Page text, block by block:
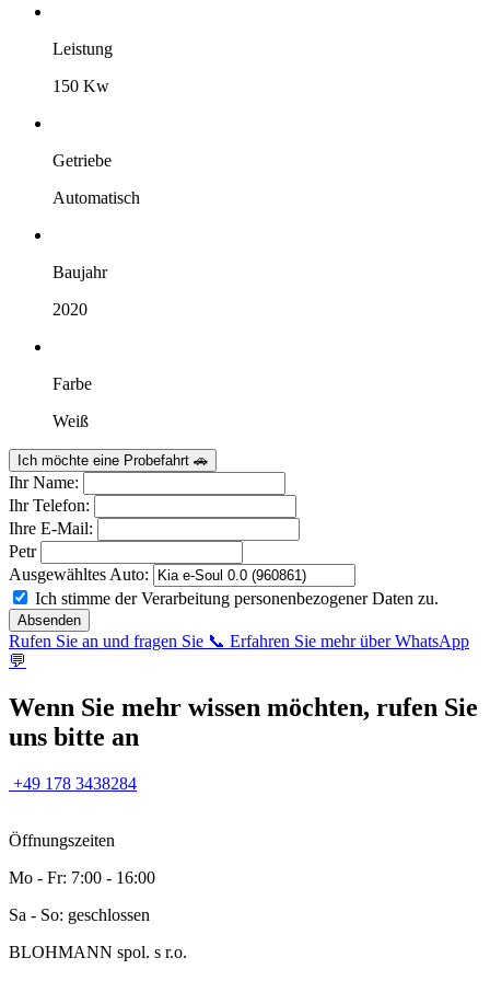
Leistung
150 Kw
Getriebe
Automatisch
Baujahr
2020
Farbe
Weiß
Ich möchte eine Probefahrt 🚗
Ihr Name:
Ihr Telefon:
Ihre E-Mail:
Petr
Ausgewähltes Auto:
Ich stimme der Verarbeitung personenbezogener Daten zu.
Absenden
Rufen Sie an und fragen Sie 📞 Erfahren Sie mehr über WhatsApp
💬
Wenn Sie mehr wissen möchten, rufen Sie
uns bitte an
+49 178 3438284
Öffnungszeiten
Mo - Fr: 7:00 - 16:00
Sa - So: geschlossen
BLOHMANN spol. s r.o.